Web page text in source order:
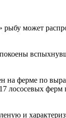
может
ферме по
и